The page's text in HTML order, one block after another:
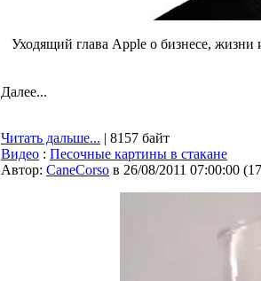
Уходящий глава Apple о бизнесе, жизни
Далее...
Читать дальше... | 8157 байт
Видео : Песочные картины в стакане
Автор: CaneCorso в 26/08/2011 07:00:00 (